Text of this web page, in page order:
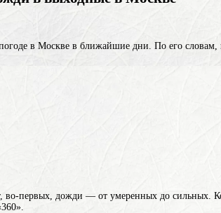
в Москве в ближайшие дни. По его
первых, дожди — от умеренных до сильных.